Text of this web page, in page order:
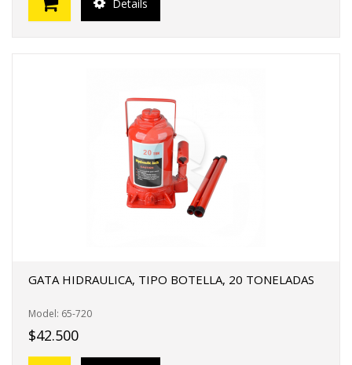
Details
GATA HIDRAULICA, TIPO BOTELLA, 20 TONELADAS
Model: 65-720
$42.500